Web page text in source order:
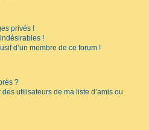
privés !
!
d’un membre de ce forum !
?
utilisateurs de ma liste d’amis ou